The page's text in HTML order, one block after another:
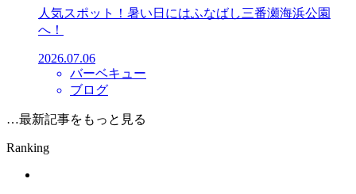
人気スポット！暑い日にはふなばし三番瀬海浜公園
へ！
2026.07.06
バーベキュー
ブログ
…最新記事をもっと見る
Ranking